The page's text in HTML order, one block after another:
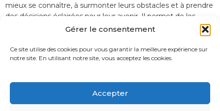
Gérer le consentement
Ce site utilise des cookies pour vous garantir la meilleure expérience sur
notre site. En utilisant notre site, vous acceptez les cookies.
Accepter
mieux se connaître, à surmonter leurs obstacles et à prendre
des décisions éclairées pour leur avenir. Il permet de les
accompagner dans un parcours scolaire et professionnel
personnelle. En choisissant Génération 15-25, vous offrez à
chaque jeune l’opportunité de développer son potentiel et
professionnel.